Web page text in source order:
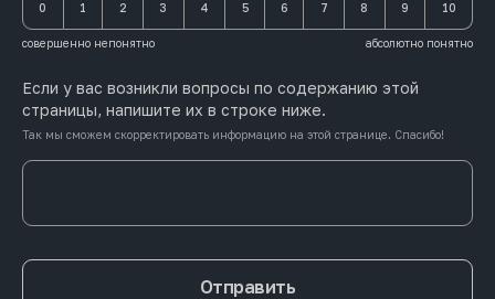
0 1 2 3 4 5 6 7 8 9 10
совершенно непонятно абсолютно понятно
Если у вас возникли вопросы по содержанию этой
страницы, напишите их в строке ниже.
Так мы сможем скорректировать информацию на этой странице. Спасибо!
Отправить